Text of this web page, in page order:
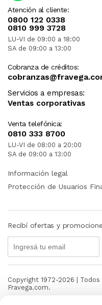
Atención al cliente:
0800 122 0338
0810 999 3728
LU-VI de 09:00 a 18:00
SA de 09:00 a 13:00
Cobranza de créditos:
Servicios a empresas:
Ventas corporativas
Venta telefónica:
0810 333 8700
LU-VI de 08:00 a 20:00
SA de 09:00 a 13:00
Información legal
Protección de Usuarios
Recibí ofertas y
Copyright 1972-2026 |
Fravega.com.